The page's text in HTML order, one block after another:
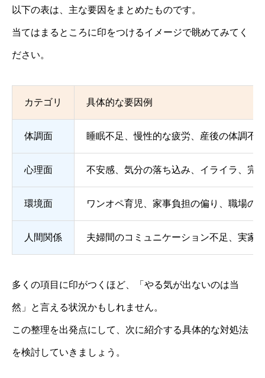
以下の表は、主な要因をまとめたものです。
当てはまるところに印をつけるイメージで眺めてみてく
ださい。
カテゴリ 具体的な要因例
体調面 睡眠不足、慢性的な疲労、産後の体調不
心理面 不安感、気分の落ち込み、イライラ、完
環境面 ワンオペ育児、家事負担の偏り、職場の
人間関係 夫婦間のコミュニケーション不足、実家
多くの項目に印がつくほど、「やる気が出ないのは当
然」と言える状況かもしれません。
この整理を出発点にして、次に紹介する具体的な対処法
を検討していきましょう。